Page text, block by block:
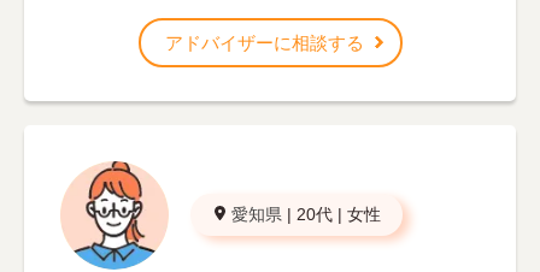
アドバイザーに相談する
愛知県 | 20代 | 女性